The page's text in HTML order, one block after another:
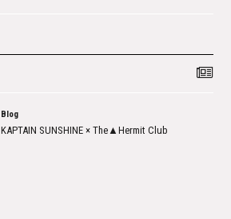
Blog
KAPTAIN SUNSHINE × The▲Hermit Club